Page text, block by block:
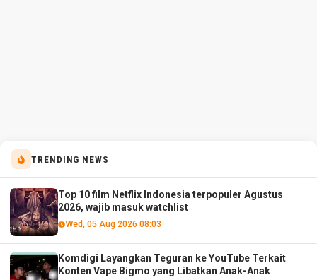
TRENDING NEWS
Top 10 film Netflix Indonesia terpopuler Agustus
2026, wajib masuk watchlist
Wed, 05 Aug 2026 08:03
Komdigi Layangkan Teguran ke YouTube Terkait
Konten Vape Bigmo yang Libatkan Anak-Anak